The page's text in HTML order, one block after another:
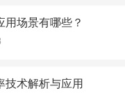
用场景有哪些？
技术解析与应用